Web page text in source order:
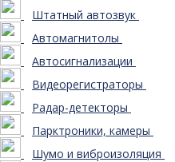
Штатный автозвук
Автомагнитолы
Автосигнализации
Видеорегистраторы
Радар-детекторы
Парктроники, камеры
Шумо и виброизоляция